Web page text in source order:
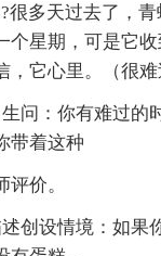
很多天过去了，
个星期，可是它
，它心里。（很难
生问：你有难过的
带着这种
评价。
述创设情境：如果